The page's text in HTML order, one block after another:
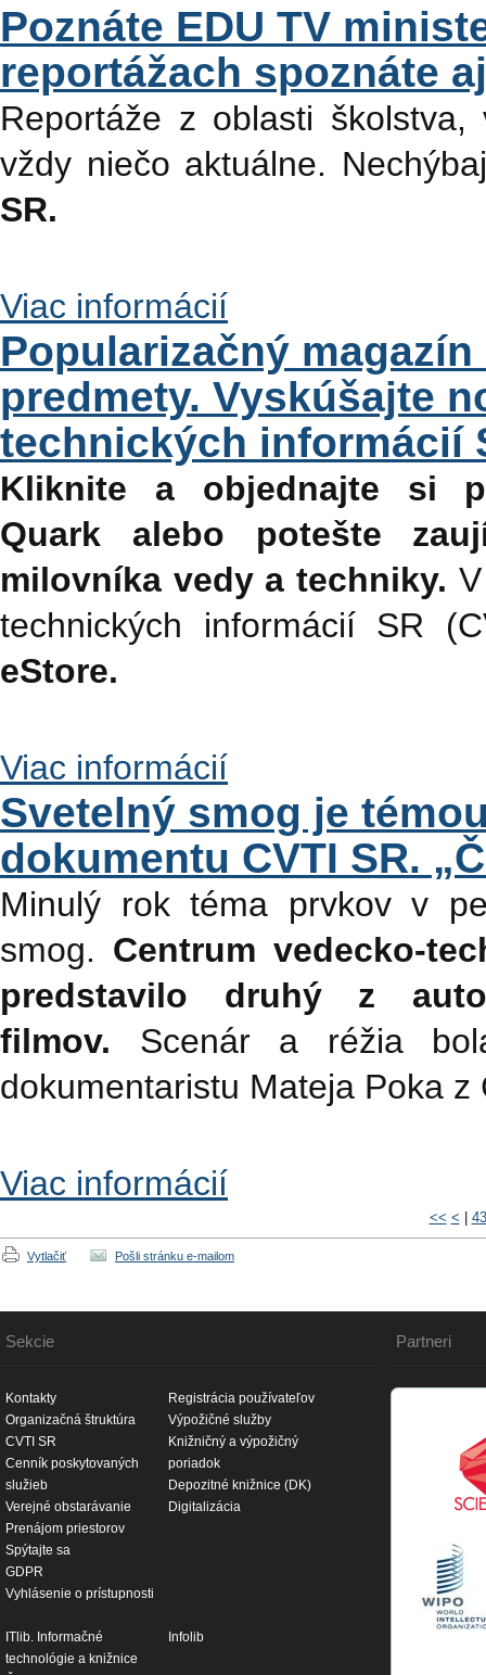
Poznáte EDU TV
reportážach spoznáte
Reportáže z oblasti
vždy niečo aktuálne.
SR.
Viac informácií
Popularizačný
predmety. Vyskúšajte
technických informácií
Kliknite a objednajte si
Quark alebo potešte
milovníka vedy a techniky.
technických informácií SR
eStore.
Viac informácií
Svetelný smog je
dokumentu CVTI SR.
Minulý rok téma prvkov v
smog. Centrum vedecko-
predstavilo druhý z
filmov. Scenár a réžia
dokumentaristu Mateja Poka z
Viac informácií
<< < 43
Vytlačiť Pošli stránku e-mailom
Sekcie
Kontakty
Organizačná štruktúra
CVTI SR
Cenník poskytovaných
služieb
Verejné obstarávanie
Prenájom priestorov
Spýtajte sa
GDPR
Vyhlásenie o prístupnosti
Registrácia používateľov
Výpožičné služby
Knižničný a výpožičný
poriadok
Depozitné knižnice (DK)
Digitalizácia
ITlib. Informačné
technológie a knižnice
Infolib
Partneri